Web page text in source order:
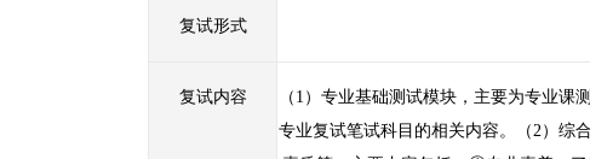
复试形式
复试内容
（1）专业基础测试模块，主要为专业课
专业复试笔试科目的相关内容。（2）综